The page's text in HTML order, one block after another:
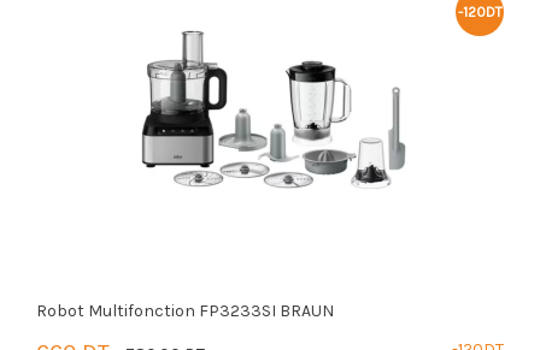
-120DT
Robot Multifonction FP3233SI BRAUN